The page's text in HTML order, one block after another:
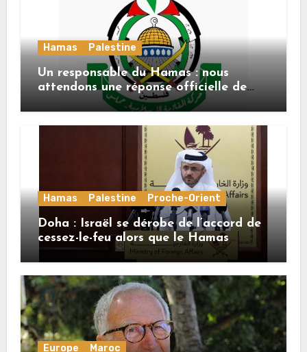
Hamas Palestine
Un responsable du Hamas : nous
attendons une réponse officielle de
Mladenov concernant la feuille de
Hamas Palestine Proche-Orient
Doha : Israël se dérobe de l’accord de
cessez-le-feu alors que le Hamas
honore ses engagements
Europe Maroc